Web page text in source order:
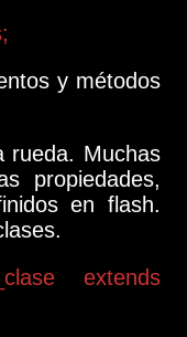
y métodos
rueda. Muchas
propiedades,
en flash.
extends